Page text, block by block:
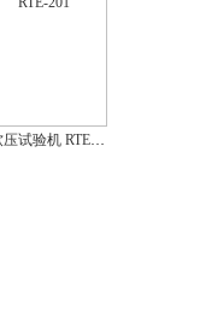
手机软压试验机 RTE-201